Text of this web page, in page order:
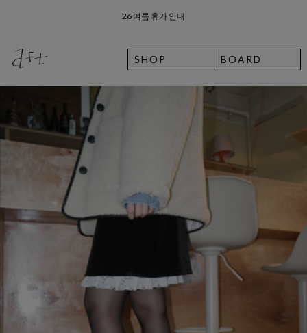
SHOP BOARD